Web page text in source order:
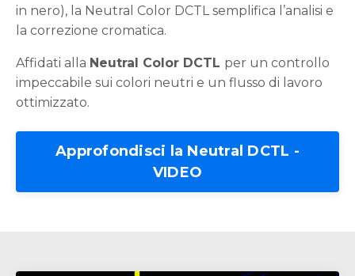
in nero), la Neutral Color DCTL semplifica l’analisi e
la correzione cromatica.
Affidati alla Neutral Color DCTL per un controllo
impeccabile sui colori neutri e un flusso di lavoro
ottimizzato.
Approfondisci la Neutral DCTL -
VIDEO